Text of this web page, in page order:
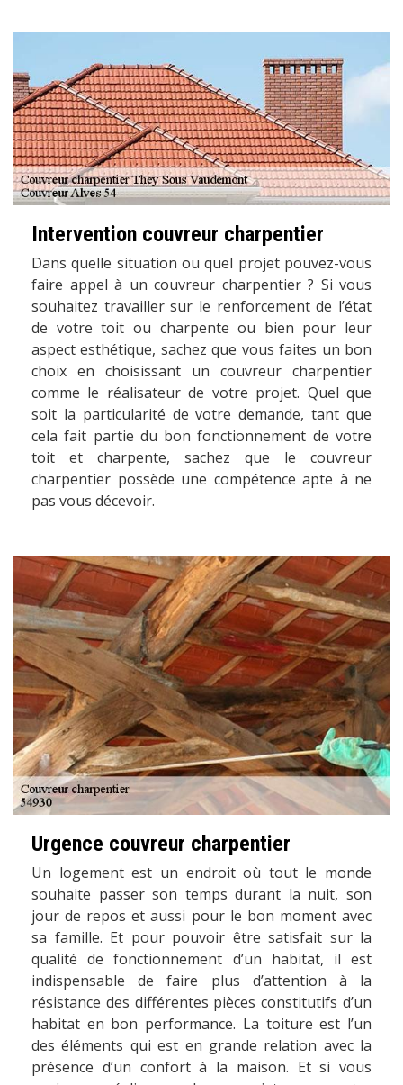
Intervention couvreur charpentier
Dans quelle situation ou quel projet pouvez-vous
faire appel à un couvreur charpentier ? Si vous
souhaitez travailler sur le renforcement de l’état
de votre toit ou charpente ou bien pour leur
aspect esthétique, sachez que vous faites un bon
choix en choisissant un couvreur charpentier
comme le réalisateur de votre projet. Quel que
soit la particularité de votre demande, tant que
cela fait partie du bon fonctionnement de votre
toit et charpente, sachez que le couvreur
charpentier possède une compétence apte à ne
pas vous décevoir.
Urgence couvreur charpentier
Un logement est un endroit où tout le monde
souhaite passer son temps durant la nuit, son
jour de repos et aussi pour le bon moment avec
sa famille. Et pour pouvoir être satisfait sur la
qualité de fonctionnement d’un habitat, il est
indispensable de faire plus d’attention à la
résistance des différentes pièces constitutifs d’un
habitat en bon performance. La toiture est l’un
des éléments qui est en grande relation avec la
présence d’un confort à la maison. Et si vous